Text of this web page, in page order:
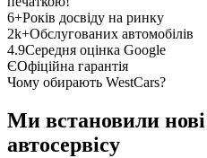
6+Років досвіду на ринку
2k+Обслугованих автомобілів
4.9Середня оцінка Google
ЄОфіційна гарантія
Чому обирають WestCars?
Ми встановили
автосервісу